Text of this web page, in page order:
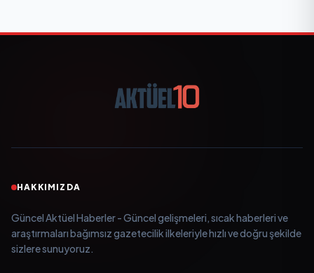
HAKKIMIZDA
Güncel Aktüel Haberler - Güncel gelişmeleri, sıcak haberleri ve
araştırmaları bağımsız gazetecilik ilkeleriyle hızlı ve doğru şekilde
sizlere sunuyoruz.